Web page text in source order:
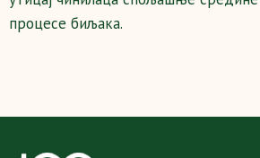
процесе биљака.